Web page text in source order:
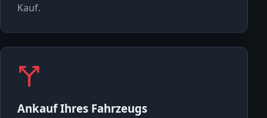
Kauf.
Ankauf Ihres Fahrzeugs